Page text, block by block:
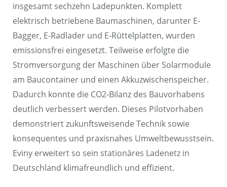
insgesamt sechzehn Ladepunkten. Komplett
elektrisch betriebene Baumaschinen, darunter E-
Bagger, E-Radlader und E-Rüttelplatten, wurden
emissionsfrei eingesetzt. Teilweise erfolgte die
Stromversorgung der Maschinen über Solarmodule
am Baucontainer und einen Akkuzwischenspeicher.
Dadurch konnte die CO2-Bilanz des Bauvorhabens
deutlich verbessert werden. Dieses Pilotvorhaben
demonstriert zukunftsweisende Technik sowie
konsequentes und praxisnahes Umweltbewusstsein.
Eviny erweitert so sein stationäres Ladenetz in
Deutschland klimafreundlich und effizient.